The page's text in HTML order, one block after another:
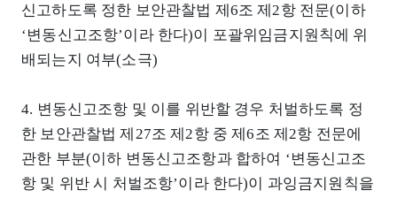
신고하도록 정한 보안관찰법 제6조 제2항 전문(이하
‘변동신고조항’이라 한다)이 포괄위임금지원칙에 위
배되는지 여부(소극)
4. 변동신고조항 및 이를 위반할 경우 처벌하도록 정
한 보안관찰법 제27조 제2항 중 제6조 제2항 전문에
관한 부분(이하 변동신고조항과 합하여 ‘변동신고조
항 및 위반 시 처벌조항’이라 한다)이 과잉금지원칙을